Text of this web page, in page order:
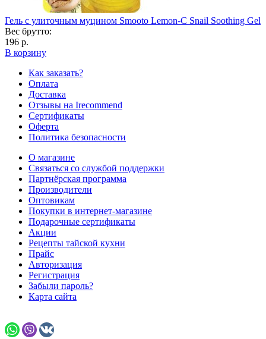
Гель с улиточным муцином Smooto Lemon-C Snail Soothing Gel
Вес брутто:
196 р.
В корзину
Как заказать?
Оплата
Доставка
Отзывы на Irecommend
Сертификаты
Оферта
Политика безопасности
О магазине
Связаться со службой поддержки
Партнёрская программа
Производители
Оптовикам
Покупки в интернет-магазине
Подарочные сертификаты
Акции
Рецепты тайской кухни
Прайс
Авторизация
Регистрация
Забыли пароль?
Карта сайта